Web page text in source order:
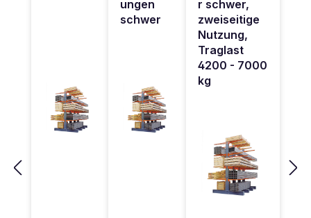
ungen
schwer
r schwer,
zweiseitige
Nutzung,
Traglast
4200 - 7000
kg